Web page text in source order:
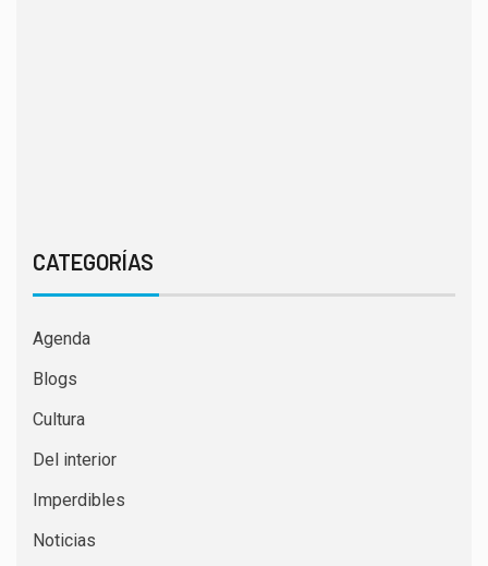
CATEGORÍAS
Agenda
Blogs
Cultura
Del interior
Imperdibles
Noticias